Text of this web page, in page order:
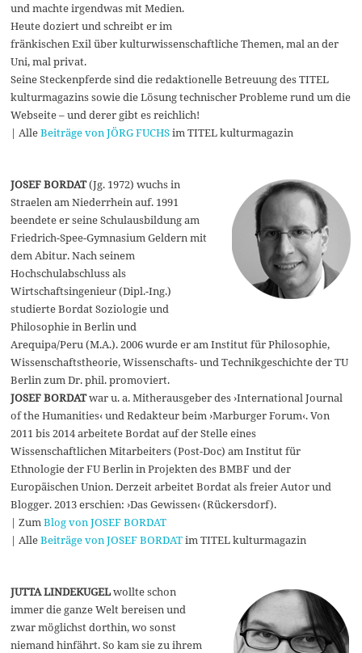
und machte irgendwas mit Medien.
Heute doziert und schreibt er im
fränkischen Exil über kulturwissenschaftliche Themen, mal an der
Uni, mal privat.
Seine Steckenpferde sind die redaktionelle Betreuung des TITEL
kulturmagazins sowie die Lösung technischer Probleme rund um die
Webseite – und derer gibt es reichlich!
| AlleBeiträge von JÖRG FUCHSim TITEL kulturmagazin
JOSEF BORDAT(Jg. 1972) wuchs in
Straelen am Niederrhein auf. 1991
beendete er seine Schulausbildung am
Friedrich-Spee-Gymnasium Geldern mit
dem Abitur. Nach seinem
Hochschulabschluss als
Wirtschaftsingenieur (Dipl.-Ing.)
studierte Bordat Soziologie und
Philosophie in Berlin und
Arequipa/Peru (M.A.). 2006 wurde er am Institut für Philosophie,
Wissenschaftstheorie, Wissenschafts- und Technikgeschichte der TU
Berlin zum Dr. phil. promoviert.
JOSEF BORDATwar u. a. Mitherausgeber des ›International Journal
of the Humanities‹ und Redakteur beim ›Marburger Forum‹. Von
2011 bis 2014 arbeitete Bordat auf der Stelle eines
Wissenschaftlichen Mitarbeiters (Post-Doc) am Institut für
Ethnologie der FU Berlin in Projekten des BMBF und der
Europäischen Union. Derzeit arbeitet Bordat als freier Autor und
Blogger. 2013 erschien: ›Das Gewissen‹ (Rückersdorf).
| ZumBlog von JOSEF BORDAT
| AlleBeiträge von JOSEF BORDATim TITEL kulturmagazin
JUTTA LINDEKUGELwollte schon
immer die ganze Welt bereisen und
zwar möglichst dorthin, wo sonst
niemand hinfährt. So kam sie zu ihrem